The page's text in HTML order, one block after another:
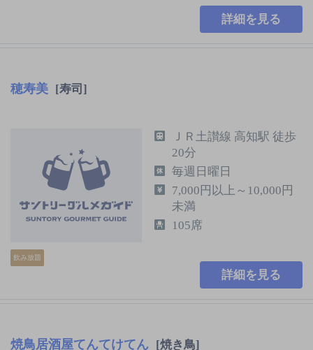
詳細を見る
穂寿美 [寿司]
飲み放題
ＪＲ土讃線 高知駅 徒歩
20分
毎週日曜日
7,000円以上～10,000円
未満
105席
詳細を見る
焼鳥居酒屋てんてけてん [焼き鳥]